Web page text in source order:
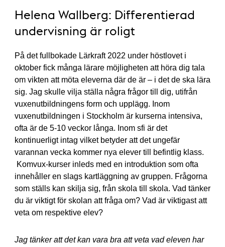
Helena Wallberg: Differentierad
undervisning är roligt
På det fullbokade Lärkraft 2022 under höstlovet i
oktober fick många lärare möjligheten att höra dig tala
om vikten att möta eleverna där de är – i det de ska lära
sig. Jag skulle vilja ställa några frågor till dig, utifrån
vuxenutbildningens form och upplägg. Inom
vuxenutbildningen i Stockholm är kurserna intensiva,
ofta är de 5-10 veckor långa. Inom sfi är det
kontinuerligt intag vilket betyder att det ungefär
varannan vecka kommer nya elever till befintlig klass.
Komvux-kurser inleds med en introduktion som ofta
innehåller en slags kartläggning av gruppen. Frågorna
som ställs kan skilja sig, från skola till skola. Vad tänker
du är viktigt för skolan att fråga om? Vad är viktigast att
veta om respektive elev?
Jag tänker att det kan vara bra att veta vad eleven har